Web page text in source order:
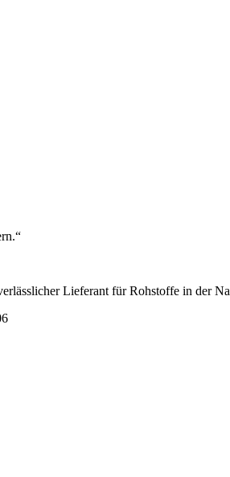
Lieferant für Rohstoffe in der